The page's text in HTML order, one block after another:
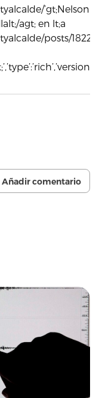
’gt;Nelson
agt; en lt;a
posts/
Añadir comentario